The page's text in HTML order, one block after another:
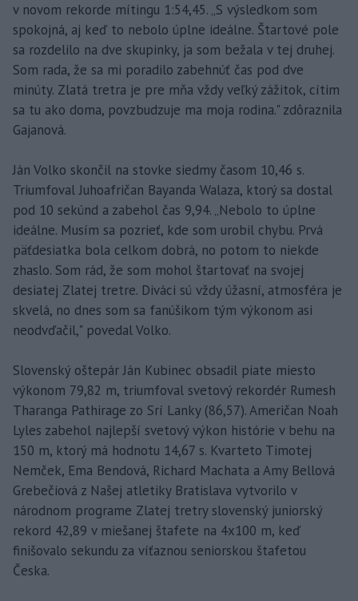
v novom rekorde mítingu 1:54,45. „S výsledkom som
spokojná, aj keď to nebolo úplne ideálne. Štartové pole
sa rozdelilo na dve skupinky, ja som bežala v tej druhej.
Som rada, že sa mi poradilo zabehnúť čas pod dve
minúty. Zlatá tretra je pre mňa vždy veľký zážitok, cítim
sa tu ako doma, povzbudzuje ma moja rodina." zdôraznila
Gajanová.
Ján Volko skončil na stovke siedmy časom 10,46 s.
Triumfoval Juhoafričan Bayanda Walaza, ktorý sa dostal
pod 10 sekúnd a zabehol čas 9,94. „Nebolo to úplne
ideálne. Musím sa pozrieť, kde som urobil chybu. Prvá
päťdesiatka bola celkom dobrá, no potom to niekde
zhaslo. Som rád, že som mohol štartovať na svojej
desiatej Zlatej tretre. Diváci sú vždy úžasní, atmosféra je
skvelá, no dnes som sa fanúšikom tým výkonom asi
neodvďačil," povedal Volko.
Slovenský oštepár Ján Kubinec obsadil piate miesto
výkonom 79,82 m, triumfoval svetový rekordér Rumesh
Tharanga Pathirage zo Srí Lanky (86,57). Američan Noah
Lyles zabehol najlepší svetový výkon histórie v behu na
150 m, ktorý má hodnotu 14,67 s. Kvarteto Timotej
Nemček, Ema Bendová, Richard Machata a Amy Bellová
Grebečiová z Našej atletiky Bratislava vytvorilo v
národnom programe Zlatej tretry slovenský juniorský
rekord 42,89 v miešanej štafete na 4x100 m, keď
finišovalo sekundu za víťaznou seniorskou štafetou
Česka.